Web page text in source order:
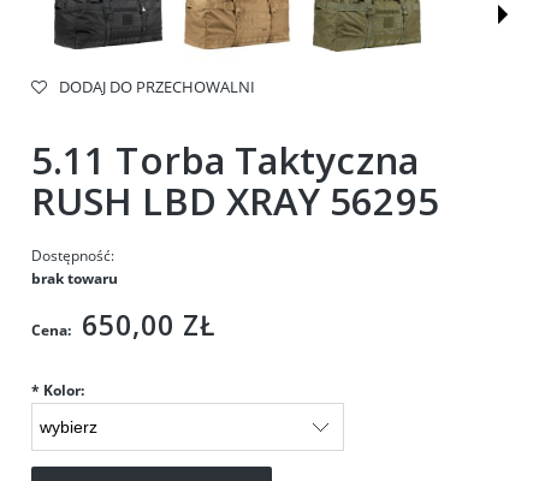
DODAJ DO PRZECHOWALNI
5.11 Torba Taktyczna
RUSH LBD XRAY 56295
Dostępność:
brak towaru
Cena: 650,00 ZŁ
* Kolor: